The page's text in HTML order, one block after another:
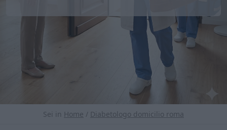
Sei in Home / Diabetologo domicilio roma